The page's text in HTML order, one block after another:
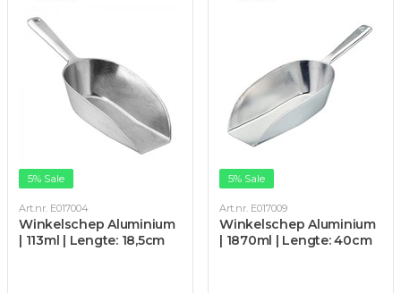
5% Sale
Art.nr. E017004
Winkelschep Aluminium
| 113ml | Lengte: 18,5cm
5% Sale
Art.nr. E017009
Winkelschep Aluminium
| 1870ml | Lengte: 40cm